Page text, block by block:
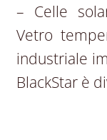
– Celle
Vetro
industriale
BlackStar è